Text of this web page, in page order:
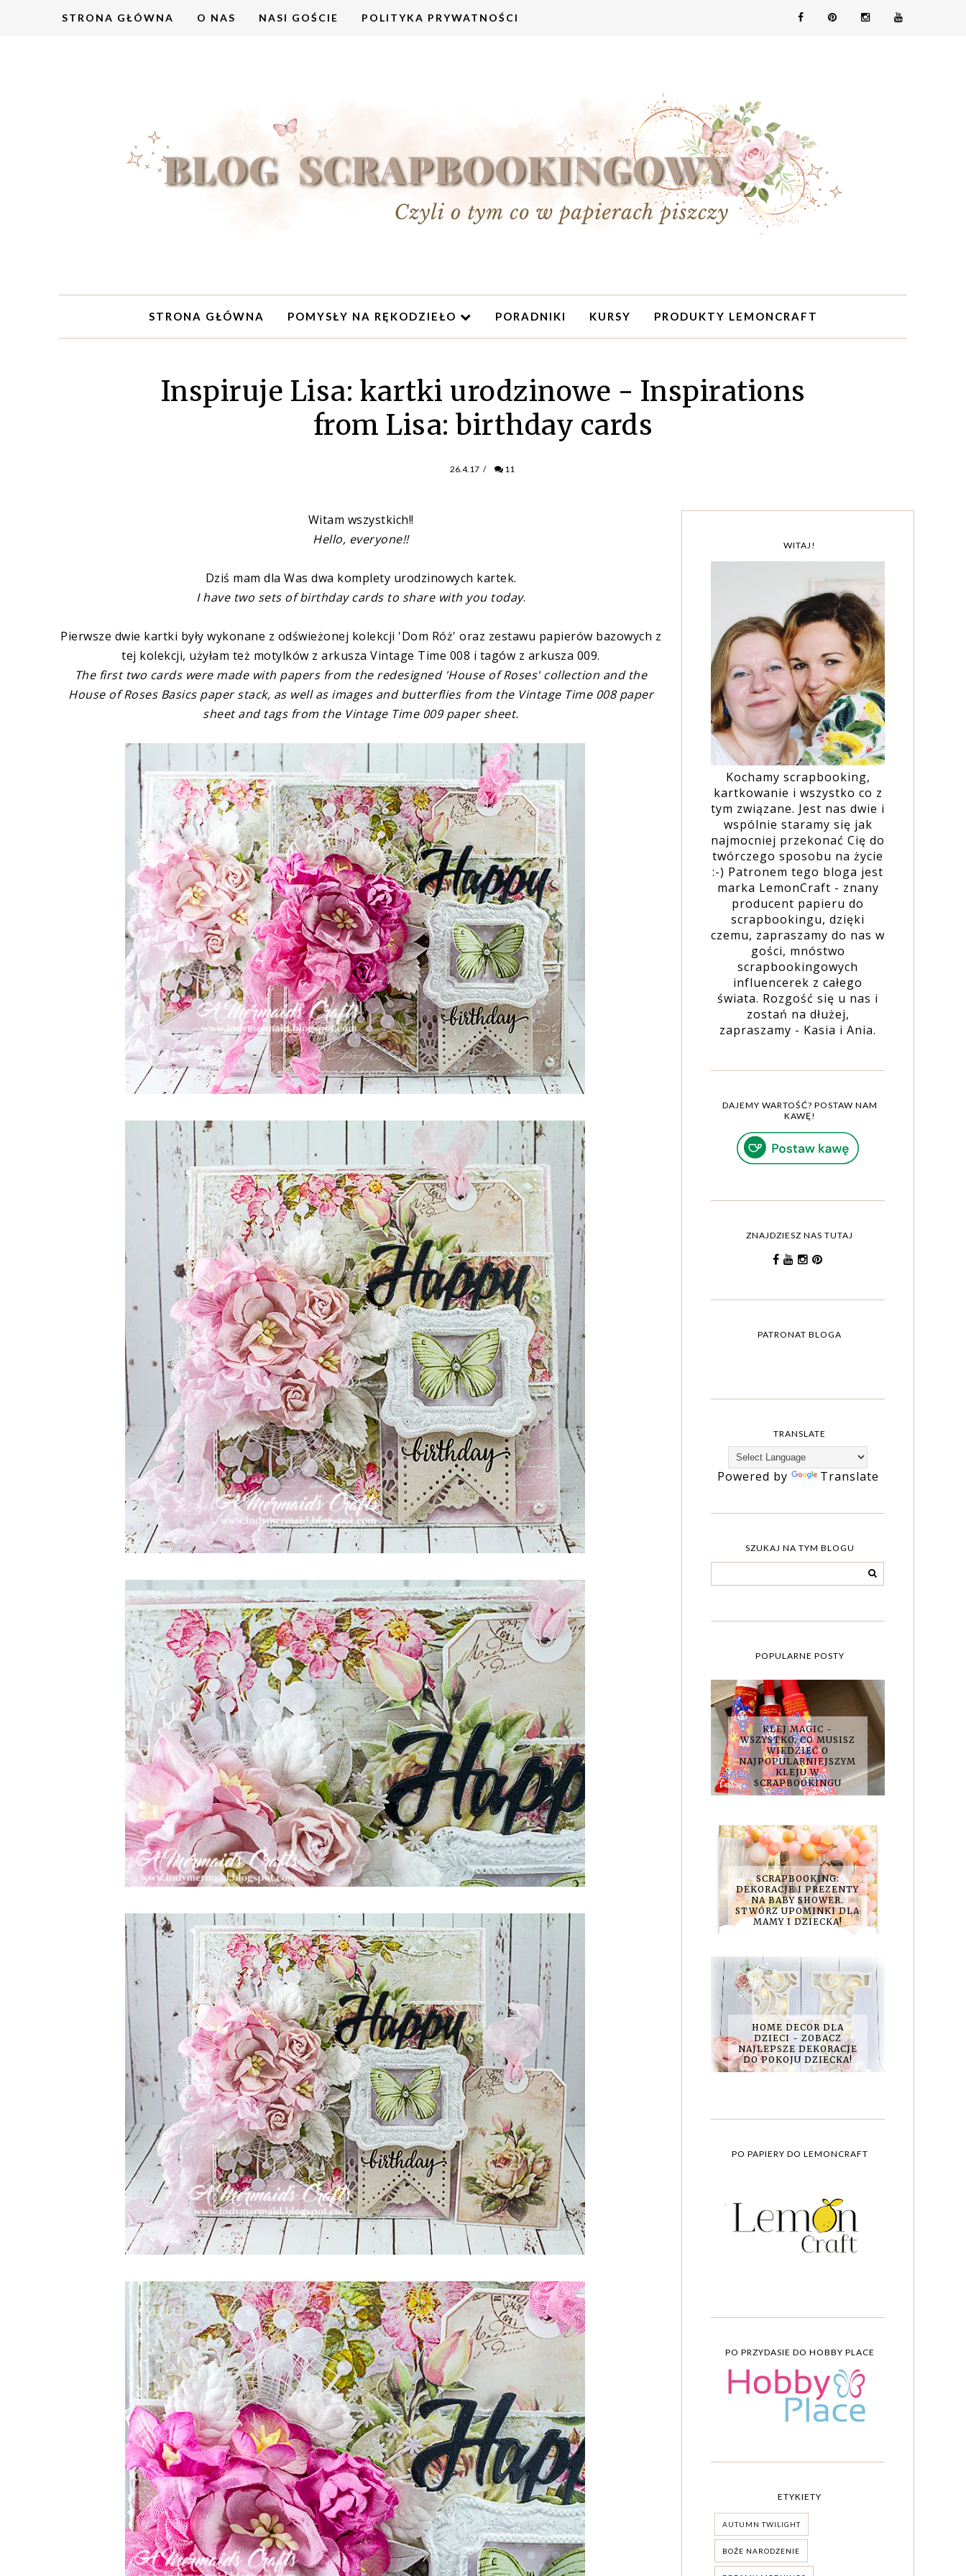
STRONA GŁÓWNA O NAS NASI GOŚCIE POLITYKA PRYWATNOŚCI
STRONA GŁÓWNA POMYSŁY NA RĘKODZIEŁO PORADNIKI KURSY PRODUKTY LEMONCRAFT
Inspiruje Lisa: kartki urodzinowe - Inspirations
from Lisa: birthday cards
26.4.17 / 11
Witam wszystkich!!
Hello, everyone!!
Dziś mam dla Was dwa komplety urodzinowych kartek.
I have two sets of birthday cards to share with you today.
Pierwsze dwie kartki były wykonane z odświeżonej kolekcji 'Dom Róż' oraz zestawu papierów bazowych z
tej kolekcji, użyłam też motylków z arkusza Vintage Time 008 i tagów z arkusza 009.
The first two cards were made with papers from the redesigned 'House of Roses' collection and the
House of Roses Basics paper stack, as well as images and butterflies from the Vintage Time 008 paper
sheet and tags from the Vintage Time 009 paper sheet.
WITAJ!
Kochamy scrapbooking,
kartkowanie i wszystko co z
tym związane. Jest nas dwie i
wspólnie staramy się jak
najmocniej przekonać Cię do
twórczego sposobu na życie
:-) Patronem tego bloga jest
marka LemonCraft - znany
producent papieru do
scrapbookingu, dzięki
czemu, zapraszamy do nas w
gości, mnóstwo
scrapbookingowych
influencerek z całego
świata. Rozgość się u nas i
zostań na dłużej,
zapraszamy - Kasia i Ania.
DAJEMY WARTOŚĆ? POSTAW NAM
KAWĘ!
ZNAJDZIESZ NAS TUTAJ
PATRONAT BLOGA
TRANSLATE
Powered by Translate
SZUKAJ NA TYM BLOGU
POPULARNE POSTY
KLEJ MAGIC -
WSZYSTKO, CO MUSISZ
WIEDZIEĆ O
NAJPOPULARNIEJSZYM
KLEJU W
SCRAPBOOKINGU
SCRAPBOOKING:
DEKORACJE I PREZENTY
NA BABY SHOWER.
STWÓRZ UPOMINKI DLA
MAMY I DZIECKA!
HOME DECOR DLA
DZIECI - ZOBACZ
NAJLEPSZE DEKORACJE
DO POKOJU DZIECKA!
PO PAPIERY DO LEMONCRAFT
PO PRZYDASIE DO HOBBY PLACE
ETYKIETY
AUTUMN TWILIGHT
BOŻE NARODZENIE